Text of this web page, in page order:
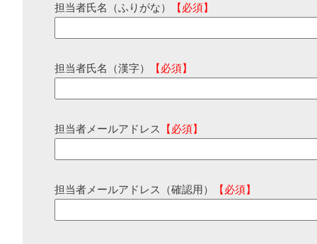
担当者氏名（ふりがな） 【必須】
担当者氏名（漢字） 【必須】
担当者メールアドレス 【必須】
担当者メールアドレス（確認用） 【必須】